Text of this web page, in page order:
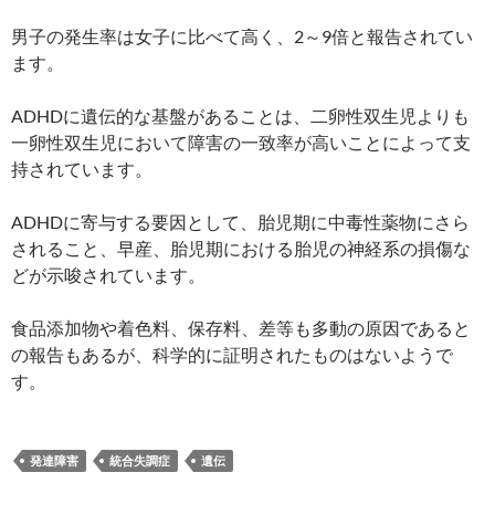
男子の発生率は女子に比べて高く、2～9倍と報告されてい
ます。
ADHDに遺伝的な基盤があることは、二卵性双生児よりも
一卵性双生児において障害の一致率が高いことによって支
持されています。
ADHDに寄与する要因として、胎児期に中毒性薬物にさら
されること、早産、胎児期における胎児の神経系の損傷な
どが示唆されています。
食品添加物や着色料、保存料、差等も多動の原因であると
の報告もあるが、科学的に証明されたものはないようで
す。
発達障害 統合失調症 遺伝